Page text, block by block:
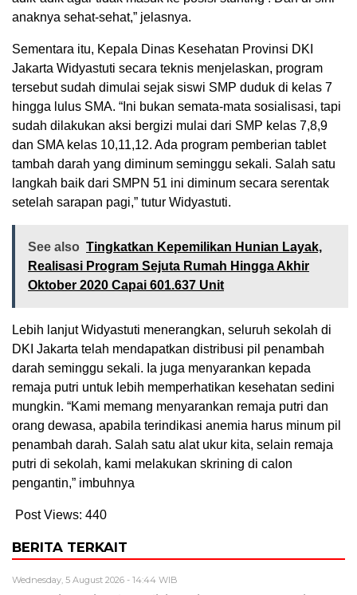
anaknya sehat-sehat,” jelasnya.
Sementara itu, Kepala Dinas Kesehatan Provinsi DKI
Jakarta Widyastuti secara teknis menjelaskan, program
tersebut sudah dimulai sejak siswi SMP duduk di kelas 7
hingga lulus SMA. “Ini bukan semata-mata sosialisasi, tapi
sudah dilakukan aksi bergizi mulai dari SMP kelas 7,8,9
dan SMA kelas 10,11,12. Ada program pemberian tablet
tambah darah yang diminum seminggu sekali. Salah satu
langkah baik dari SMPN 51 ini diminum secara serentak
setelah sarapan pagi,” tutur Widyastuti.
See also Tingkatkan Kepemilikan Hunian Layak,
Realisasi Program Sejuta Rumah Hingga Akhir
Oktober 2020 Capai 601.637 Unit
Lebih lanjut Widyastuti menerangkan, seluruh sekolah di
DKI Jakarta telah mendapatkan distribusi pil penambah
darah seminggu sekali. Ia juga menyarankan kepada
remaja putri untuk lebih memperhatikan kesehatan sedini
mungkin. “Kami memang menyarankan remaja putri dan
orang dewasa, apabila terindikasi anemia harus minum pil
penambah darah. Salah satu alat ukur kita, selain remaja
putri di sekolah, kami melakukan skrining di calon
pengantin,” imbuhnya
Post Views: 440
BERITA TERKAIT
Wednesday, 5 August 2026 - 14:44 WIB